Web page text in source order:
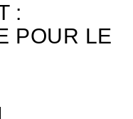
:
POUR LE